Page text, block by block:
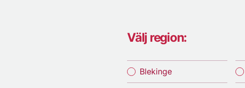
Välj region:
Blekinge